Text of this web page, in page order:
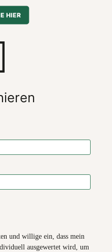
HIER
und willige ein, dass mein
ausgewertet wird, um